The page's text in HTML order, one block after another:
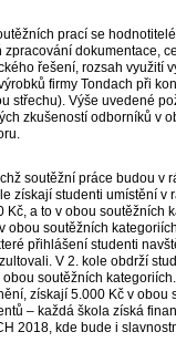
prací se
zpracování dokumentace,
řešení, rozsah využití
firmy Tondach při
střechu). Výše uvedené
zkušeností odborníků v
soutěžní práce budou v
získají studenti umístění v
Kč, a to v obou soutěžních
obou soutěžních
přihlášení studenti
V 2. kole obdrží
obou soutěžních
získají 5.000 Kč v obou
– každá škola získá
2018, kde bude i